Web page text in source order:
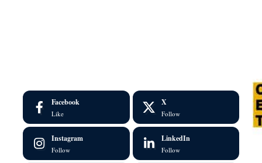
Facebook
Like
X
Follow
Instagram
Follow
LinkedIn
Follow